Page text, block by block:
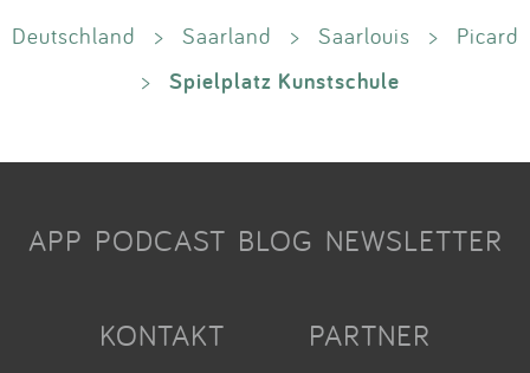
Deutschland > Saarland > Saarlouis >
Picard
>
Spielplatz Kunstschule
APP PODCAST BLOG NEWSLETTER
KONTAKT PARTNER